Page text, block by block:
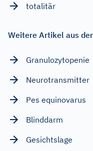
totalitär
Weitere Artikel aus
Granulozytopenie
Neurotransmitter
Pes equinovarus
Blinddarm
Gesichtslage